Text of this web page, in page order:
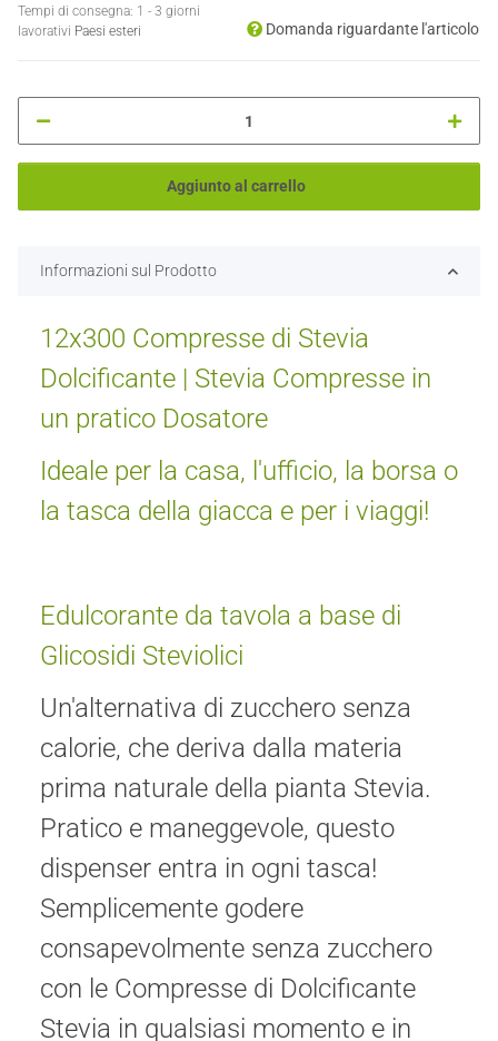
Tempi di consegna: 1 - 3 giorni
lavorativi Paesi esteri Domanda riguardante l'articolo
Aggiunto al carrello
Informazioni sul Prodotto
12x300 Compresse di Stevia
Dolcificante | Stevia Compresse in
un pratico Dosatore
Ideale per la casa, l'ufficio, la borsa o
la tasca della giacca e per i viaggi!
Edulcorante da tavola a base di
Glicosidi Steviolici
Un'alternativa di zucchero senza
calorie, che deriva dalla materia
prima naturale della pianta Stevia.
Pratico e maneggevole, questo
dispenser entra in ogni tasca!
Semplicemente godere
consapevolmente senza zucchero
con le Compresse di Dolcificante
Stevia in qualsiasi momento e in